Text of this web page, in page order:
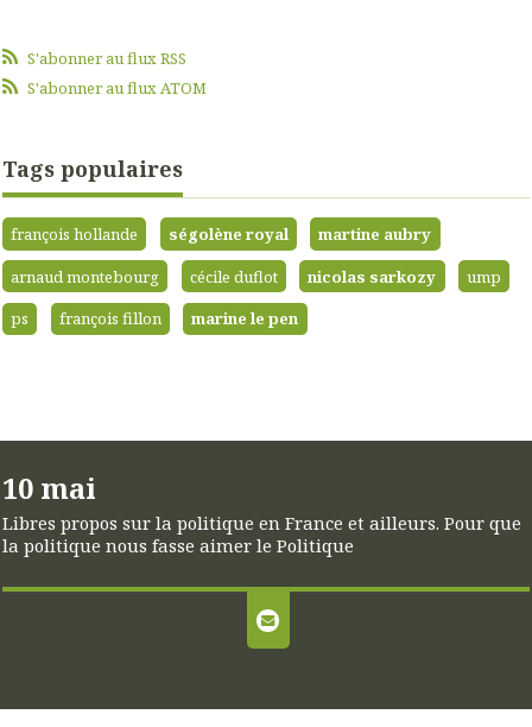
S'abonner au flux RSS
S'abonner au flux ATOM
Tags populaires
françois hollande ségolène royal
martine aubry
arnaud montebourg
cécile duflot nicolas sarkozy
ump
ps
françois fillon marine le pen
10 mai
Libres propos sur la politique en France et ailleurs. Pour que
la politique nous fasse aimer le Politique